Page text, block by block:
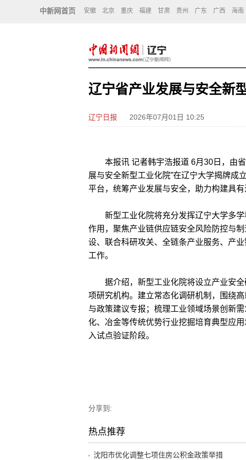
中新网首页 安徽 北京 重庆 福建 甘肃 贵州 广东 广西 海南
辽宁省产业发展与安全新
辽宁日报 2026年07月01日 10:25
本报讯 记者韩宇浩报道 6月30日，由省
展与安全新型工业化院”在辽宁大学揭牌成
平台，统筹产业发展与安全，助力构建具有
新型工业化院将充分发挥辽宁大学多学
作用，聚焦产业链供应链安全风险防控与
设、联合科研攻关、全链条产业服务、产
工作。
据介绍，新型工业化院将设立产业安全
项研究机构。建立常态化调研机制，围绕
与政策建议专报；梳理工业领域场景创新
化、冶金等传统优势行业挖掘培育典型应
入试点验证阶段。
分享到:
热点推荐
沈阳市优化调整七项住房公积金政策举措